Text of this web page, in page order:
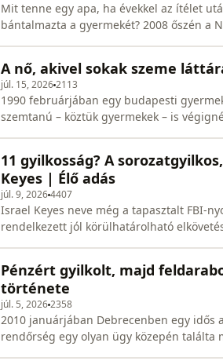
Mit tenne egy apa, ha évekkel az ítélet
bántalmazta a gyermekét? 2008 őszén a Nógrád megyei Nemtiben egy régi sérelem végzetes
események indultak el, amel
A nő, akivel sokak szeme
júl. 15, 20262113
1990 februárjában egy budapesti
szemtanú – köztük gyermekek – is
a fokozódó erőszakot, a koráb
11 gyilkosság? A
Keyes | Élő adás
júl. 9, 20264407
Israel Keyes neve még a tapasztalt FBI-
rendelkezett jól körülhatárolható
Keyes teljes ismert történe
Pénzért gyilkolt, majd
története
júl. 5, 20262358
2010 januárjában Debrecenben egy idős
rendőrség egy olyan ügy közepén találta